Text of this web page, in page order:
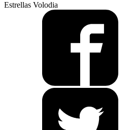
Estrellas Volodia